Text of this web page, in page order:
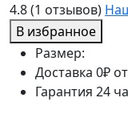
4.8(1 отзывов)
В избранное
Размер:
Доставка 0₽
Гарантия 24